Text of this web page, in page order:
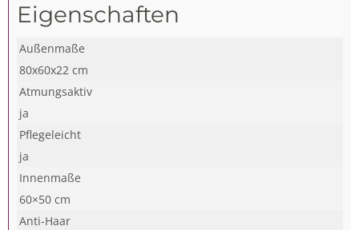
Eigenschaften
Außenmaße
80x60x22 cm
Atmungsaktiv
ja
Pflegeleicht
ja
Innenmaße
60×50 cm
Anti-Haar